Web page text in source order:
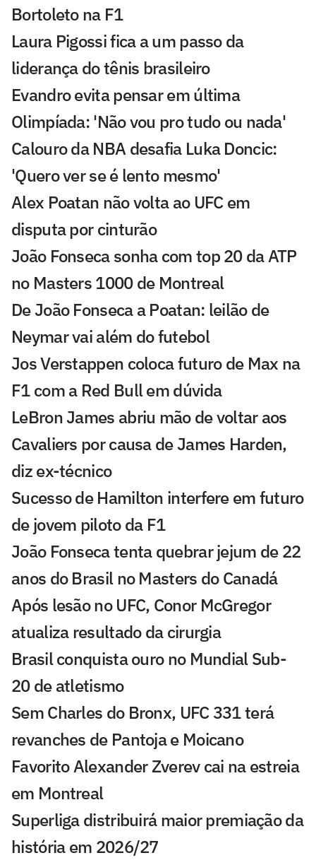
Bortoleto na F1
Laura Pigossi fica a um passo da
liderança do tênis brasileiro
Evandro evita pensar em última
Olimpíada: 'Não vou pro tudo ou nada'
Calouro da NBA desafia Luka Doncic:
'Quero ver se é lento mesmo'
Alex Poatan não volta ao UFC em
disputa por cinturão
João Fonseca sonha com top 20 da ATP
no Masters 1000 de Montreal
De João Fonseca a Poatan: leilão de
Neymar vai além do futebol
Jos Verstappen coloca futuro de Max na
F1 com a Red Bull em dúvida
LeBron James abriu mão de voltar aos
Cavaliers por causa de James Harden,
diz ex-técnico
Sucesso de Hamilton interfere em futuro
de jovem piloto da F1
João Fonseca tenta quebrar jejum de 22
anos do Brasil no Masters do Canadá
Após lesão no UFC, Conor McGregor
atualiza resultado da cirurgia
Brasil conquista ouro no Mundial Sub-
20 de atletismo
Sem Charles do Bronx, UFC 331 terá
revanches de Pantoja e Moicano
Favorito Alexander Zverev cai na estreia
em Montreal
Superliga distribuirá maior premiação da
história em 2026/27